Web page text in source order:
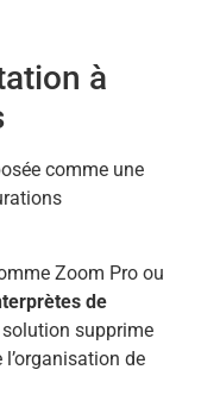
à
comme une
Zoom Pro ou
de
solution supprime
de